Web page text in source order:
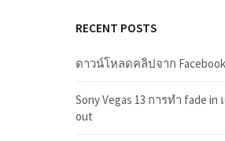
RECENT POSTS
ดาวน์โหลดคลิปจาก Facebook
Sony Vegas 13 การทำ fade in
out